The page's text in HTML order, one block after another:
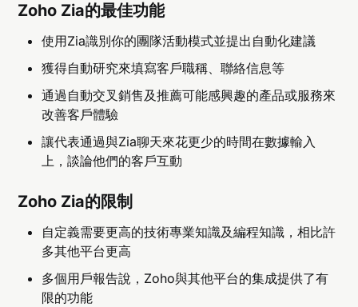
Zoho Zia的最佳功能
使用Zia識別你的團隊活動模式並提出自動化建議
獲得自動研究來填寫客戶職稱、聯絡信息等
通過自動交叉銷售及推薦可能感興趣的產品或服務來
改善客戶體驗
讓代表通過與Zia聊天來花更少的時間在數據輸入
上，談論他們的客戶互動
Zoho Zia的限制
自定義需要更高的技術專業知識及編程知識，相比許
多其他平台更高
多個用戶報告說，Zoho與其他平台的集成提供了有
限的功能